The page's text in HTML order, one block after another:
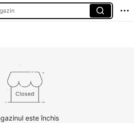
este închis